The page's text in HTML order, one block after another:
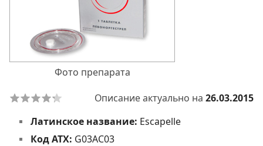
Фото препарата
Описание актуально на 26.03.2015
Латинское название: Escapelle
Код АТХ: G03AC03